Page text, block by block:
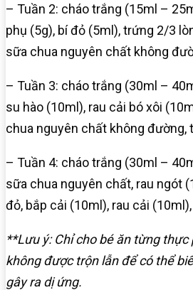
– Tuần 2: cháo trắng (15ml –
phụ (5g), bí đỏ (5ml), trứng 2/3
sữa chua nguyên chất không
– Tuần 3: cháo trắng (30ml –
su hào (10ml), rau cải bó xôi
chua nguyên chất không đường,
– Tuần 4: cháo trắng (30ml –
sữa chua nguyên chất, rau ngót
đỏ, bắp cải (10ml), rau cải
**Lưu ý: Chỉ cho bé ăn từng thực
không được trộn lẫn để có thể
gây ra dị ứng.